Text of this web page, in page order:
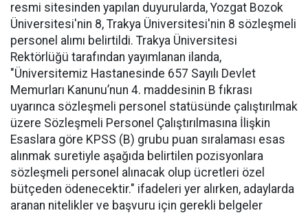
resmi sitesinden yapılan duyurularda, Yozgat Bozok
Üniversitesi'nin 8, Trakya Üniversitesi'nin 8 sözleşmeli
personel alımı belirtildi. Trakya Üniversitesi
Rektörlüğü tarafından yayımlanan ilanda,
"Üniversitemiz Hastanesinde 657 Sayılı Devlet
Memurları Kanunu’nun 4. maddesinin B fıkrası
uyarınca sözleşmeli personel statüsünde çalıştırılmak
üzere Sözleşmeli Personel Çalıştırılmasına İlişkin
Esaslara göre KPSS (B) grubu puan sıralaması esas
alınmak suretiyle aşağıda belirtilen pozisyonlara
sözleşmeli personel alınacak olup ücretleri özel
bütçeden ödenecektir." ifadeleri yer alırken, adaylarda
aranan nitelikler ve başvuru için gerekli belgeler